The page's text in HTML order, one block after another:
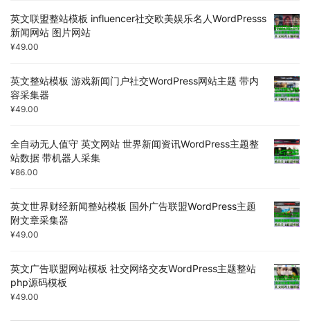
英文联盟整站模板 influencer社交欧美娱乐名人WordPresss
新闻网站 图片网站
¥49.00
英文整站模板 游戏新闻门户社交WordPress网站主题 带内
容采集器
¥49.00
全自动无人值守 英文网站 世界新闻资讯WordPress主题整
站数据 带机器人采集
¥86.00
英文世界财经新闻整站模板 国外广告联盟WordPress主题
附文章采集器
¥49.00
英文广告联盟网站模板 社交网络交友WordPress主题整站
php源码模板
¥49.00